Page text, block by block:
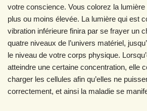
votre conscience. Vous colorez la
plus ou moins élevée. La lumière qui est
vibration inférieure finira par se frayer un
quatre niveaux de l’univers matériel,
le niveau de votre corps physique.
atteindre une certaine concentration, elle
charger les cellules afin qu’elles ne
correctement, et ainsi la maladie se